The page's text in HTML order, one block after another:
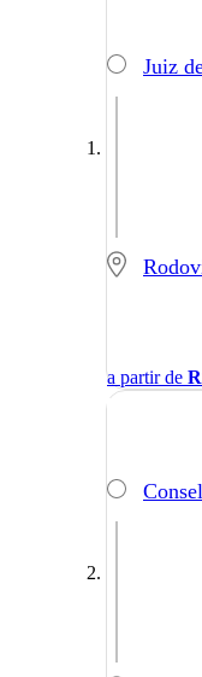
Juiz
a partir de